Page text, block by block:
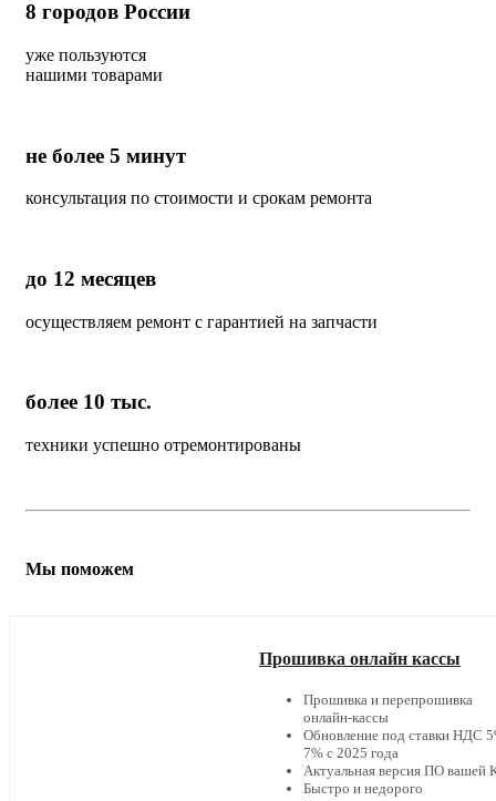
8 городов России
уже пользуются
нашими товарами
не более 5 минут
консультация по стоимости и срокам ремонта
до 12 месяцев
осуществляем ремонт с гарантией на запчасти
более 10 тыс.
техники успешно отремонтированы
Мы поможем
Прошивка онлайн кассы
Прошивка и перепрошивка
онлайн-кассы
Обновление под ставки НДС
7% с 2025 года
Актуальная версия ПО вашей
Быстро и недорого